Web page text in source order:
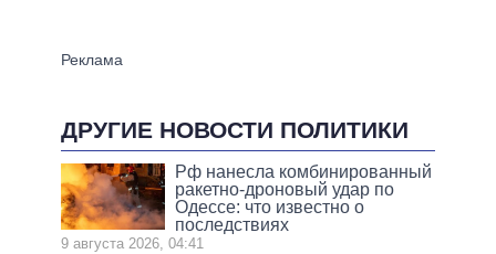
ДРУГИЕ НОВОСТИ ПОЛИТИКИ
Рф нанесла комбинированный
ракетно-дроновый удар по
Одессе: что известно о
последствиях
9 августа 2026, 04:41